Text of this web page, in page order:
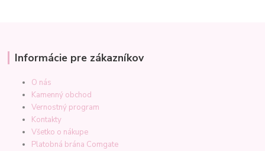
Informácie pre zákazníkov
O nás
Kamenný obchod
Vernostný program
Kontakty
Všetko o nákupe
Platobná brána Comgate